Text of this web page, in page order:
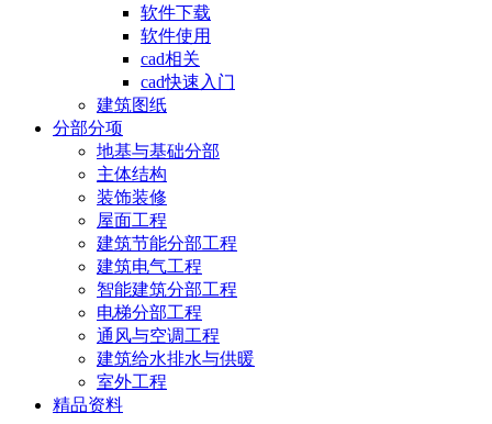
软件下载
软件使用
cad相关
cad快速入门
建筑图纸
分部分项
地基与基础分部
主体结构
装饰装修
屋面工程
建筑节能分部工程
建筑电气工程
智能建筑分部工程
电梯分部工程
通风与空调工程
建筑给水排水与供暖
室外工程
精品资料